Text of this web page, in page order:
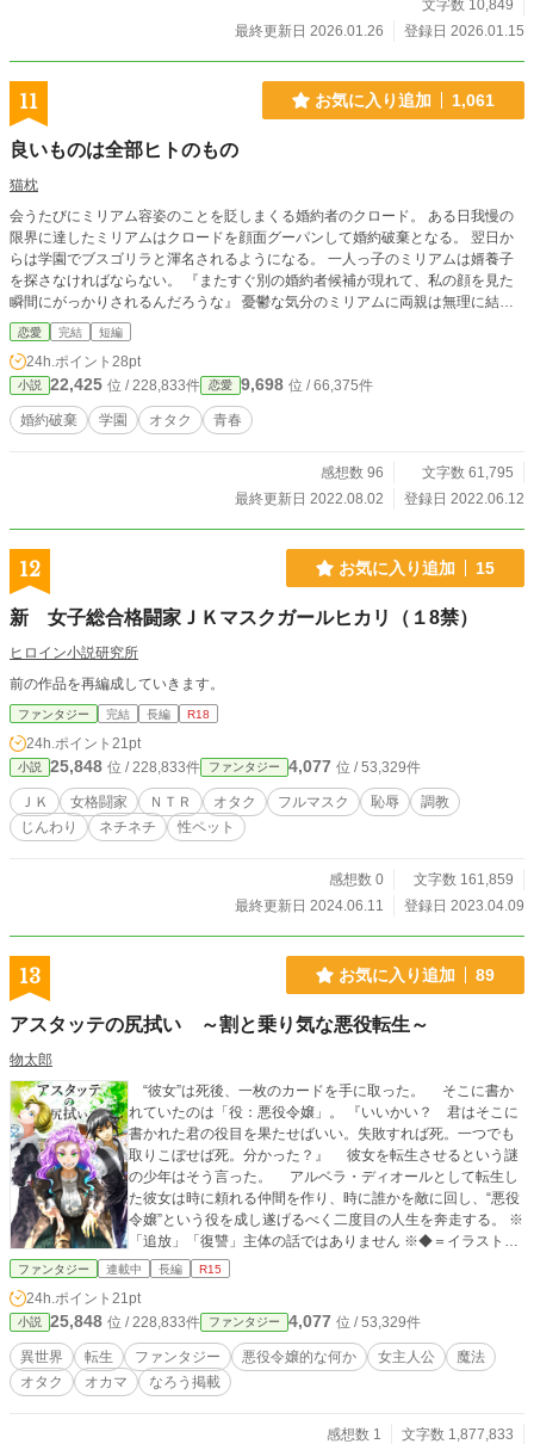
文字数 10,849
最終更新日 2026.01.26
登録日 2026.01.15
11 お気に入り追加 1,061
良いものは全部ヒトのもの
猫枕
会うたびにミリアム容姿のことを貶しまくる婚約者のクロード。 ある日我慢の
限界に達したミリアムはクロードを顔面グーパンして婚約破棄となる。 翌日か
らは学園でブスゴリラと渾名されるようになる。 一人っ子のミリアムは婿養子
を探さなければならない。 『またすぐ別の婚約者候補が現れて、私の顔を見た
瞬間にがっかりされるんだろうな』 憂鬱な気分のミリアムに両親は無理に結婚
しなくても好きに生きていい、と言う。 自分の望む人生のあり方を模索しはじ
めるミリアムであったが。
恋愛 完結 短編
24h.ポイント 28pt
小説 22,425 位 / 228,833件 恋愛 9,698 位 / 66,375件
婚約破棄 学園 オタク 青春
感想数 96
文字数 61,795
最終更新日 2022.08.02
登録日 2022.06.12
12 お気に入り追加 15
新 女子総合格闘家ＪＫマスクガールヒカリ（１8禁）
ヒロイン小説研究所
前の作品を再編成していきます。
ファンタジー 完結 長編 R18
24h.ポイント 21pt
小説 25,848 位 / 228,833件 ファンタジー 4,077 位 / 53,329件
ＪＫ 女格闘家 ＮＴＲ オタク フルマスク 恥辱
調教
じんわり
ネチネチ 性ペット
感想数 0
文字数 161,859
最終更新日 2024.06.11
登録日 2023.04.09
13 お気に入り追加 89
アスタッテの尻拭い ～割と乗り気な悪役転生～
物太郎
“彼女”は死後、一枚のカードを手に取った。 そこに書か
れていたのは「役：悪役令嬢」。 『いいかい？ 君はそこに
書かれた君の役目を果たせばいい。失敗すれば死。一つでも
取りこぼせば死。分かった？』 彼女を転生させるという謎
の少年はそう言った。 アルベラ・ディオールとして転生し
た彼女は時に頼れる仲間を作り、時に誰かを敵に回し、“悪役
令嬢”という役を成し遂げるべく二度目の人生を奔走する。 ※
「追放」「復讐」主体の話ではありません ※◆＝イラストあ
りページ ・「アスタッテ」って何？ 転生の目的は何？ を
章、怪しいお薬 十歳偏 ―完― ５年後に迎える学園生活
&悪役業に備えるべくアルベラは模索する。そんな中、10歳
時のヒーロー達と出会ったり、父の領地で売られている怪し
げな薬の事を知ったり、町で恐れられてるファミリーと出会
ったり……。※少しずつ文章を修正中 第二章、水底に沈む
ラは行き倒れの奴隷の少年を見つける。それから少しして魔
ファンタジー 連載中 長編 R15
24h.ポイント 21pt
小説 25,848 位 / 228,833件 ファンタジー 4,077 位 / 53,329件
異世界 転生 ファンタジー 悪役令嬢的な何か 女主人公
魔法
オタク
オカマ なろう掲載
感想数 1
文字数 1,877,833